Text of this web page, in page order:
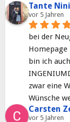
Tante Nini
vor 5 Jahren
bei der
Homepage
bin ich
zwar eine
Wünsche
Carsten
vor 5 Jahren